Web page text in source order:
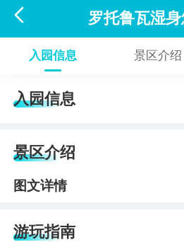
 罗托鲁瓦湿
入园信息 景区介绍
入园信息
景区介绍
图文详情
游玩指南